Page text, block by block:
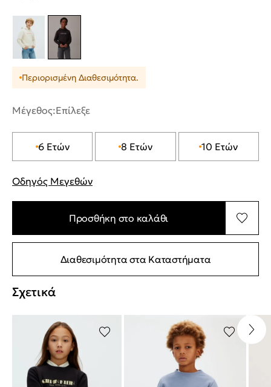
Περιορισμένη Διαθεσιμότητα.
Μέγεθος:Επίλεξε
6 Ετών 8 Ετών 10 Ετών
Οδηγός Μεγεθών
Προσθήκη στο καλάθι
Διαθεσιμότητα στα Καταστήματα
Σχετικά